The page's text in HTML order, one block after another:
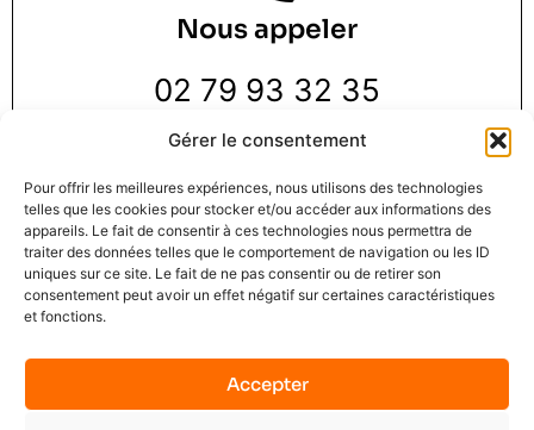
Gérer le consentement
Pour offrir les meilleures expériences, nous utilisons des technologies
telles que les cookies pour stocker et/ou accéder aux informations des
appareils. Le fait de consentir à ces technologies nous permettra de
traiter des données telles que le comportement de navigation ou les ID
uniques sur ce site. Le fait de ne pas consentir ou de retirer son
consentement peut avoir un effet négatif sur certaines caractéristiques
et fonctions.
Accepter
Nous appeler
02 79 93 32 35
Nous trouver
3 Rue de la Pie 1 er étage,
76000 Rouen